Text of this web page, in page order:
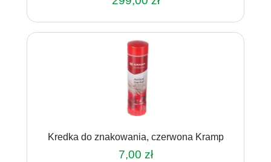
Kredka do znakowania, czerwona Kramp
7,00 zł